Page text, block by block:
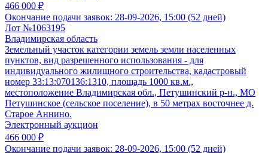
466 000 ₽
Окончание подачи заявок: 28-09-2026, 15:00 (52 дней)
Лот №1063195
Владимирская область
Земельный участок категории земель земли населенных
пунктов, вид разрешенного использования - для
индивидуального жилищного строительства, кадастровый
номер 33:13:070136:1310, площадь 1000 кв.м.,
местоположение Владимирская обл., Петушинский р-н., МО
Петушинское (сельское поселение), в 50 метрах восточнее д.
Старое Аннино.
Электронный аукцион
466 000 ₽
Окончание подачи заявок: 28-09-2026, 15:00 (52 дней)